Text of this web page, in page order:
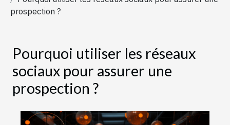
prospection ?
Pourquoi utiliser les réseaux
sociaux pour assurer une
prospection ?